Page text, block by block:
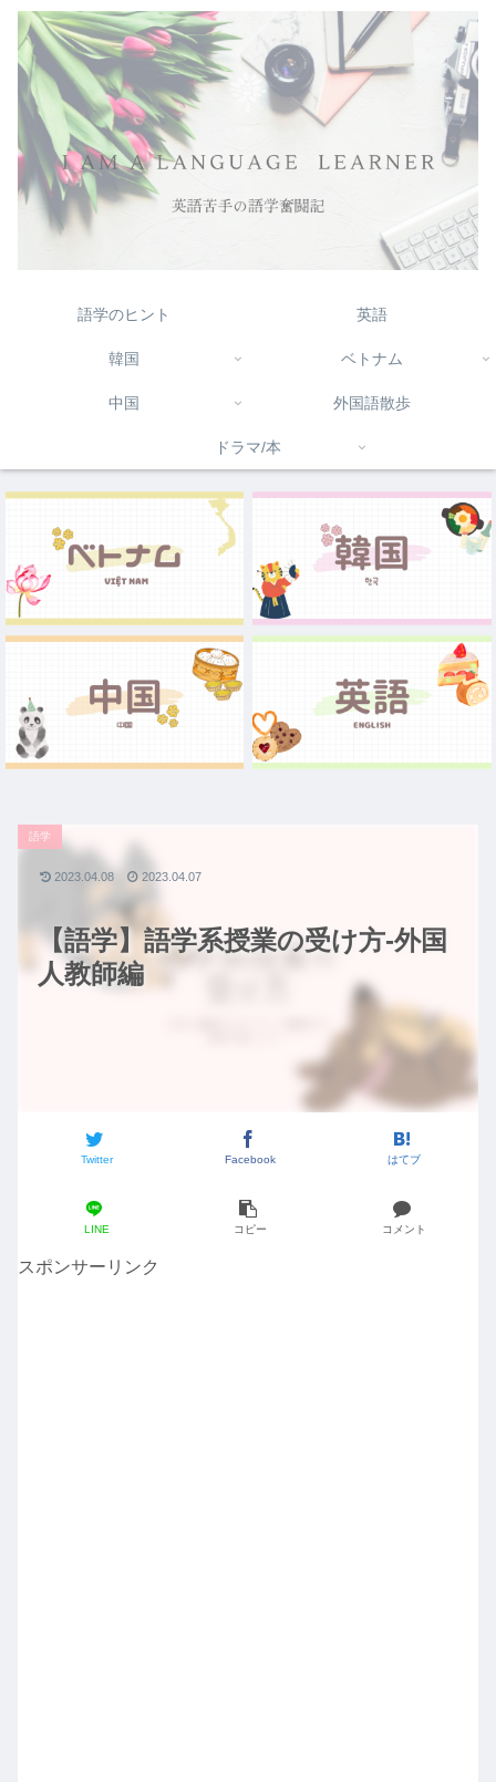
語学のヒント 英語
韓国 ベトナム
中国 外国語散歩
ドラマ/本
【語学】語学系授業の受け方-外国
人教師編
語学
Twitter Facebook はてブ
LINE コピー コメント
2023.04.08 2023.04.07
スポンサーリンク